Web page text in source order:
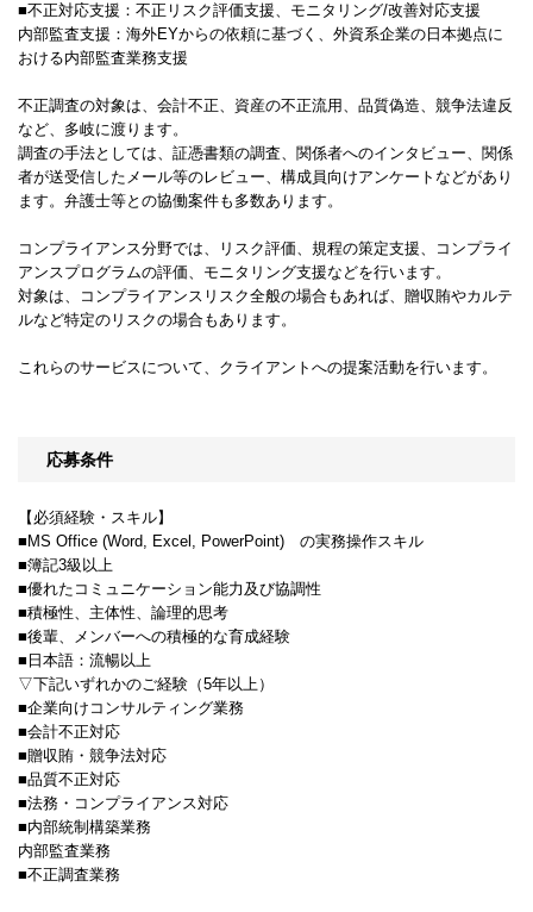
■不正対応支援：不正リスク評価支援、モニタリング/改善対応支援
内部監査支援：海外EYからの依頼に基づく、外資系企業の日本拠点に
おける内部監査業務支援
不正調査の対象は、会計不正、資産の不正流用、品質偽造、競争法違反
など、多岐に渡ります。
調査の手法としては、証憑書類の調査、関係者へのインタビュー、関係
者が送受信したメール等のレビュー、構成員向けアンケートなどがあり
ます。弁護士等との協働案件も多数あります。
コンプライアンス分野では、リスク評価、規程の策定支援、コンプライ
アンスプログラムの評価、モニタリング支援などを行います。
対象は、コンプライアンスリスク全般の場合もあれば、贈収賄やカルテ
ルなど特定のリスクの場合もあります。
これらのサービスについて、クライアントへの提案活動を行います。
応募条件
【必須経験・スキル】
■MS Office (Word, Excel, PowerPoint) の実務操作スキル
■簿記3級以上
■優れたコミュニケーション能力及び協調性
■積極性、主体性、論理的思考
■後輩、メンバーへの積極的な育成経験
■日本語：流暢以上
▽下記いずれかのご経験（5年以上）
■企業向けコンサルティング業務
■会計不正対応
■贈収賄・競争法対応
■品質不正対応
■法務・コンプライアンス対応
■内部統制構築業務
内部監査業務
■不正調査業務